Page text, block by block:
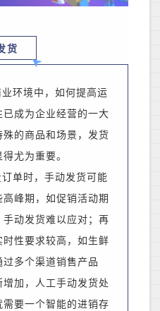
货
环境中，如何提高运
已成为企业经营的一大
殊的商品和 场景，发货
尤为重要。
单时，手动发货可能
高峰期，如促销活动期
动发货难以应对 ； 再
性要求较高，如生鲜
过多个渠道销售产品
增加，人工手动发货处
要一个智能的进销存